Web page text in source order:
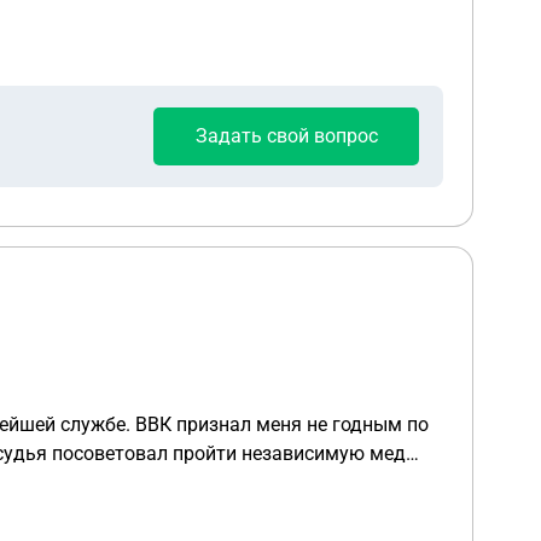
Задать свой вопрос
службе. ВВК признал меня не годным по
срока мне сделали экспертизу, выслав на